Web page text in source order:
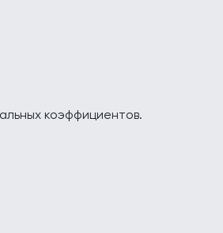
коэффициентов.